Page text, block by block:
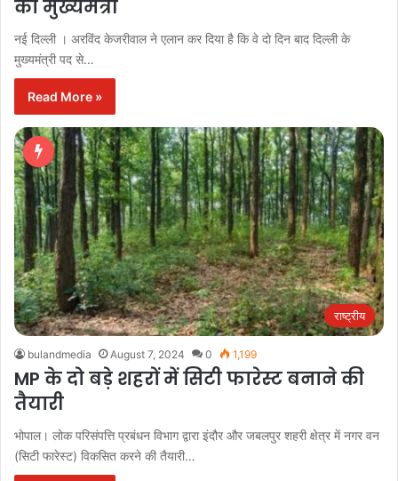
का मुख्यमंत्री
नई दिल्ली । अरविंद केजरीवाल ने एलान कर दिया है कि वे दो दिन बाद दिल्ली के
मुख्यमंत्री पद से…
Read More »
राष्ट्रीय
bulandmedia August 7, 2024 0 1,199
MP के दो बड़े शहरों में सिटी फारेस्ट बनाने की
तैयारी
भोपाल। लोक परिसंपत्ति प्रबंधन विभाग द्वारा इंदौर और जबलपुर शहरी क्षेत्र में नगर वन
(सिटी फारेस्ट) विकसित करने की तैयारी…